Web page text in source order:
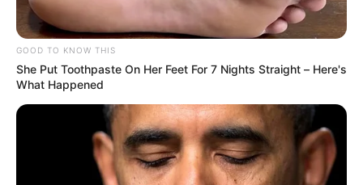
Córdoba, Sucre, Bolívar, Santander y Atlántico, y lideraba
un ejército de más de 1.300 hombres armados.
GOOD TO KNOW THIS
She Put Toothpaste On Her Feet For 7 Nights Straight – Here's
What Happened